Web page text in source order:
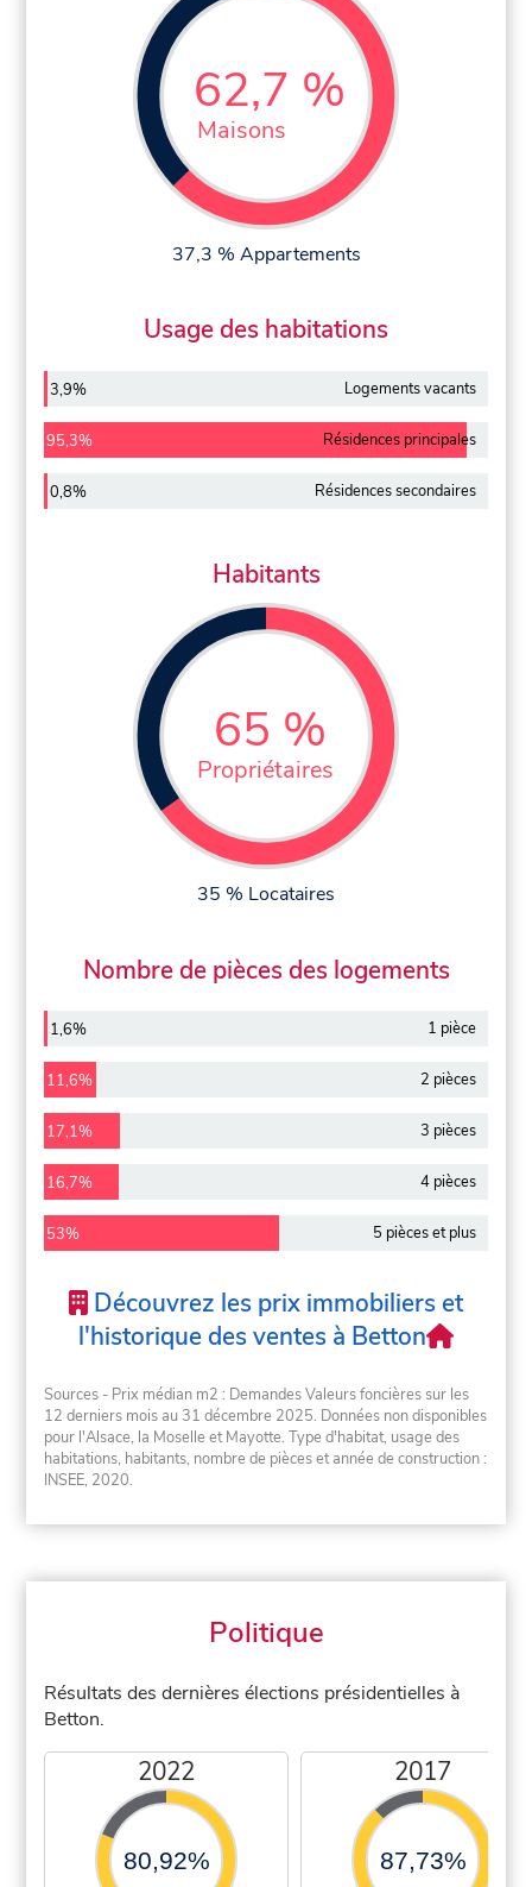
62,7 %
Maisons
37,3 % Appartements
Usage des habitations
3,9% Logements vacants
95,3% Résidences principales
0,8% Résidences secondaires
Habitants
65 %
Propriétaires
35 % Locataires
Nombre de pièces des logements
1,6% 1 pièce
11,6% 2 pièces
17,1% 3 pièces
16,7% 4 pièces
53% 5 pièces et plus
Découvrez les prix immobiliers et
l'historique des ventes à Betton
Sources - Prix médian m2 : Demandes Valeurs foncières sur les
12 derniers mois au 31 décembre 2025. Données non disponibles
pour l'Alsace, la Moselle et Mayotte. Type d'habitat, usage des
habitations, habitants, nombre de pièces et année de construction :
INSEE, 2020.
Politique
Résultats des dernières élections présidentielles à
Betton.
2022
80,92%
2017
87,73%